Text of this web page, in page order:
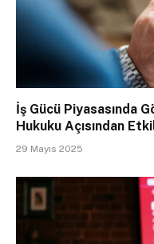
İş Gücü Piyasasında
Hukuku Açısından
29 Mayıs 2025